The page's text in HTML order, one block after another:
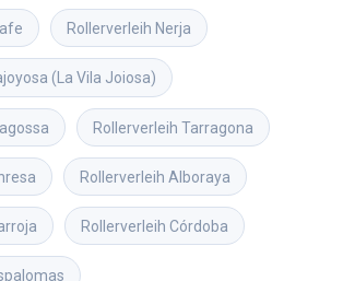
Rollerverleih Nerja
(La Vila Joiosa)
Rollerverleih Tarragona
Rollerverleih Alboraya
Rollerverleih Córdoba